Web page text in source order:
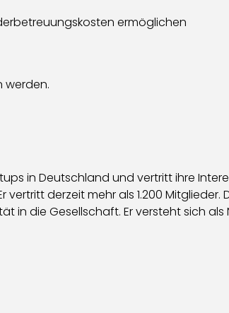
ermöglichen
werden.
in Deutschland und vertritt ihre
derzeit mehr als 1.200
die Gesellschaft. Er versteht sich als